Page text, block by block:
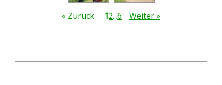
« Zurück 12...6 Weiter »